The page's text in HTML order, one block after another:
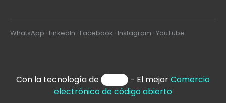
WhatsApp · LinkedIn · Facebook · Instagram · YouTube
Con la tecnología de - El mejorComercio
electrónico de código abierto